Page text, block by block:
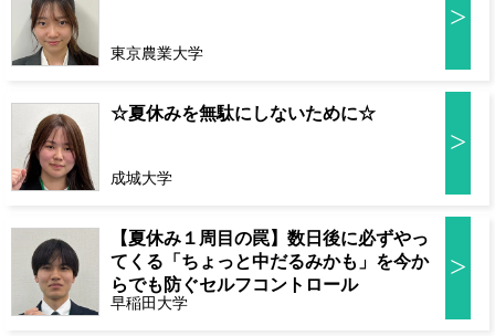
東京農業大学
>
☆夏休みを無駄にしないために☆
成城大学
>
【夏休み１周目の罠】数日後に必ずやっ
てくる「ちょっと中だるみかも」を今か
らでも防ぐセルフコントロール
早稲田大学
>